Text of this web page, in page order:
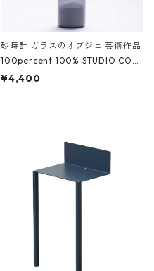
砂時計 ガラスのオブジェ 芸術作品
100percent 100% STUDIO COH
AKU Timeless 100パーセント ス
¥4,400